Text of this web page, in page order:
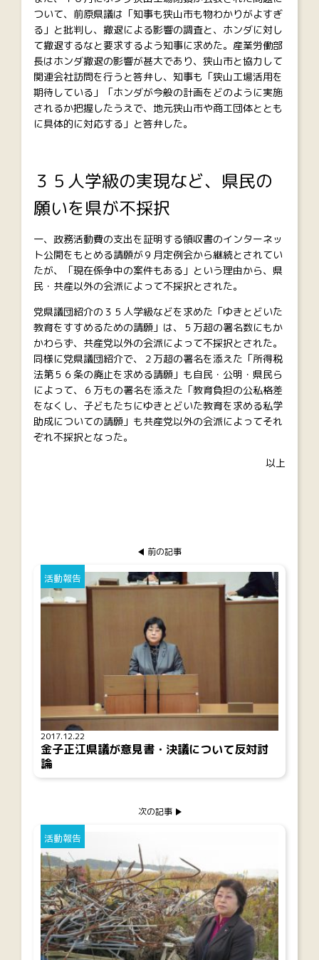
ついて、前原県議は「知事も狭山市も物わかりがよすぎ
る」と批判し、撤退による影響の調査と、ホンダに対し
て撤退するなと要求するよう知事に求めた。産業労働部
長はホンダ撤退の影響が甚大であり、狭山市と協力して
関連会社訪問を行うと答弁し、知事も「狭山工場活用を
期待している」「ホンダが今般の計画をどのように実施
されるか把握したうえで、地元狭山市や商工団体ととも
に具体的に対応する」と答弁した。
３５人学級の実現など、県民の
願いを県が不採択
一、政務活動費の支出を証明する領収書のインターネッ
ト公開をもとめる請願が９月定例会から継続とされてい
たが、「現在係争中の案件もある」という理由から、県
民・共産以外の会派によって不採択とされた。
党県議団紹介の３５人学級などを求めた「ゆきとどいた
教育をすすめるための請願」は、５万超の署名数にもか
かわらず、共産党以外の会派によって不採択とされた。
同様に党県議団紹介で、２万超の署名を添えた「所得税
法第５６条の廃止を求める請願」も自民・公明・県民ら
によって、６万もの署名を添えた「教育負担の公私格差
をなくし、子どもたちにゆきとどいた教育を求める私学
助成についての請願」も共産党以外の会派によってそれ
ぞれ不採択となった。
以上
前の記事
2017.12.22
活動報告
金子正江県議が意見書・決議について反対討
論
活動報告
次の記事